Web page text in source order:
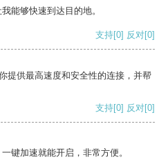
能够快速到达目的地。
支持[0] 反对[0]
提供最高速度和安全性的连接，并帮
支持[0] 反对[0]
键加速就能开启，非常方便。